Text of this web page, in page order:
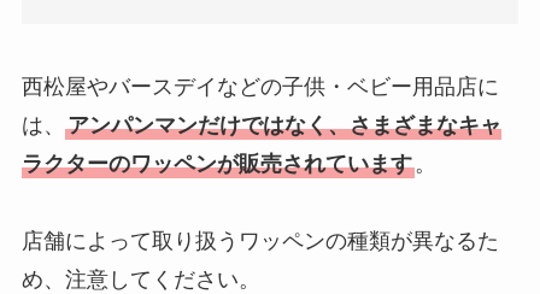
西松屋やバースデイなどの子供・ベビー用品店に
は、 アンパンマンだけではなく、さまざまなキャ
ラクターのワッペンが販売されています。
店舗によって取り扱うワッペンの種類が異なるた
め、注意してください。